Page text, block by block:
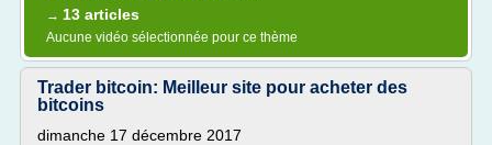
→ 13 articles
Aucune vidéo sélectionnée pour ce thème
Trader bitcoin: Meilleur site pour acheter des
bitcoins
dimanche 17 décembre 2017